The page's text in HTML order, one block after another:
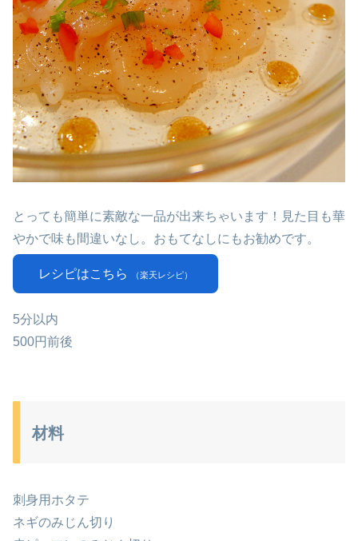
とっても簡単に素敵な一品が出来ちゃいます！見た目も華
やかで味も間違いなし。おもてなしにもお勧めです。
レシピはこちら （楽天レシピ）
5分以内
500円前後
材料
刺身用ホタテ
ネギのみじん切り